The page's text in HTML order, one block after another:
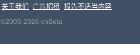
关于我们
广告招租
报告不适当内容
©2003-2026 cnBeta